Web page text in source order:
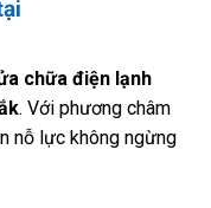
chữa điện lạnh
. Với phương châm
nỗ lực không ngừng